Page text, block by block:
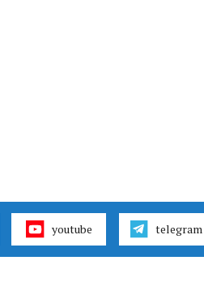
youtube telegram